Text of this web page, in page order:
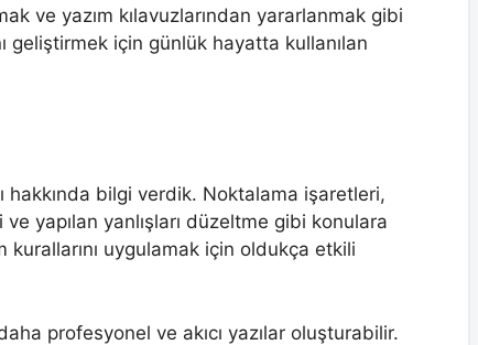
ve yazım kılavuzlarından yararlanmak gibi
geliştirmek için günlük hayatta kullanılan
hakkında bilgi verdik. Noktalama işaretleri,
yapılan yanlışları düzeltme gibi konulara
uygulamak için oldukça etkili
profesyonel ve akıcı yazılar oluşturabilir.